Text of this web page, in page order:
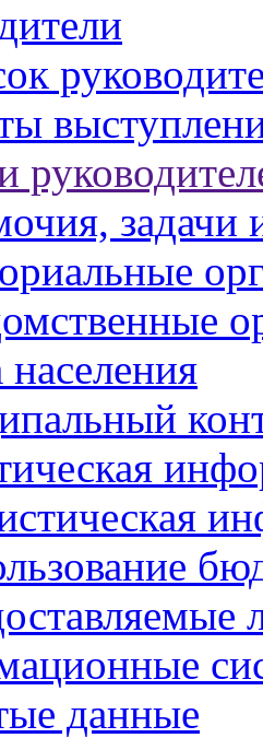
задачи
данные